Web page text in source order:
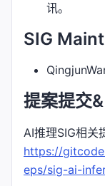
讯。
SIG
提案提交
AI推理SIG相关
https://
eps/sig-ai-